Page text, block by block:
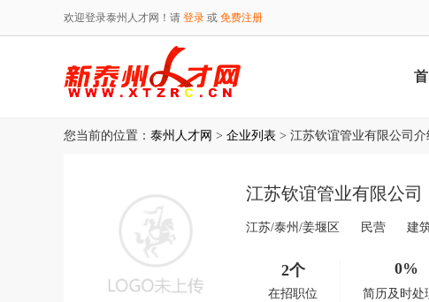
欢迎登录泰州人才网！请 登录 或 免费注册
您当前的位置： 泰州人才网 > 企业列表 > 江苏钦谊管业有限公司介
江苏钦谊管业有限公司
江苏/泰州/姜堰区 民营 建
2个
在招职位
0%
简历及时处